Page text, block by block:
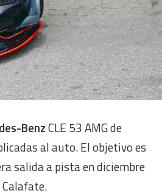
BenzCLE 53 AMG de
al auto. El objetivo es
salida a pista en diciembre